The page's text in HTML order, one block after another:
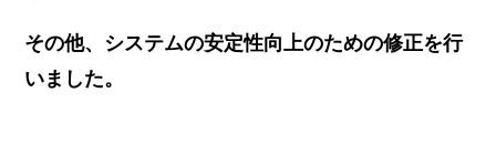
その他、システムの安定性向上のための修正を行
いました。